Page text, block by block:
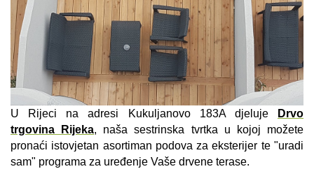
U Rijeci na adresi Kukuljanovo 183A djeluje
Drvo
trgovina Rijeka, naša sestrinska tvrtka u kojoj možete
pronaći istovjetan asortiman podova za eksterijer te "uradi
sam" programa za uređenje Vaše drvene terase.